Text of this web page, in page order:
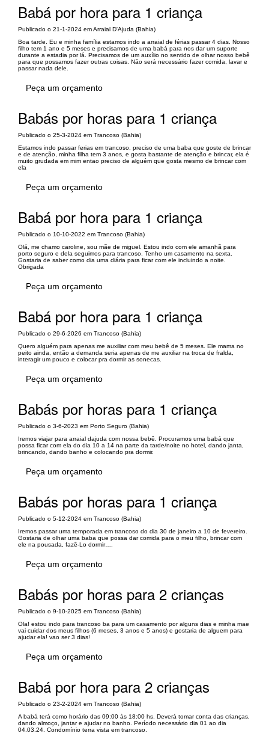
Babá por hora para 1 criança
Publicado o 21-1-2024 em Arraial D'Ajuda (Bahia)
Boa tarde. Eu e minha família estamos indo a arraial de férias passar 4 dias. Nosso
filho tem 1 ano e 5 meses e precisamos de uma babá para nos dar um suporte
durante a estadia por lá. Precisamos de um auxílio no sentido de olhar nosso bebê
para que possamos fazer outras coisas. Não será necessário fazer comida, lavar e
passar nada dele.
Peça um orçamento
Babás por horas para 1 criança
Publicado o 25-3-2024 em Trancoso (Bahia)
Estamos indo passar ferias em trancoso, preciso de uma baba que goste de brincar
e de atenção, minha filha tem 3 anos, e gosta bastante de atenção e brincar, ela é
muito grudada em mim entao preciso de alguém que gosta mesmo de brincar com
ela
Peça um orçamento
Babá por hora para 1 criança
Publicado o 10-10-2022 em Trancoso (Bahia)
Olá, me chamo caroline, sou mãe de miguel. Estou indo com ele amanhã para
porto seguro e dela seguimos para trancoso. Tenho um casamento na sexta.
Gostaria de saber como dia uma diária para ficar com ele incluindo a noite.
Obrigada
Peça um orçamento
Babá por hora para 1 criança
Publicado o 29-6-2026 em Trancoso (Bahia)
Quero alguém para apenas me auxiliar com meu bebê de 5 meses. Ele mama no
peito ainda, então a demanda seria apenas de me auxiliar na troca de fralda,
interagir um pouco e colocar pra dormir as sonecas.
Peça um orçamento
Babás por horas para 1 criança
Publicado o 3-6-2023 em Porto Seguro (Bahia)
Iremos viajar para arraial dajuda com nossa bebê. Procuramos uma babá que
possa ficar com ela do dia 10 a 14 na parte da tarde/noite no hotel, dando janta,
brincando, dando banho e colocando pra dormir.
Peça um orçamento
Babás por horas para 1 criança
Publicado o 5-12-2024 em Trancoso (Bahia)
Iremos passar uma temporada em trancoso do dia 30 de janeiro a 10 de fevereiro.
Gostaria de olhar uma baba que possa dar comida para o meu filho, brincar com
ele na pousada, fazê-Lo dormir….
Peça um orçamento
Babás por horas para 2 crianças
Publicado o 9-10-2025 em Trancoso (Bahia)
Ola! estou indo para trancoso ba para um casamento por alguns dias e minha mae
vai cuidar dos meus filhos (6 meses, 3 anos e 5 anos) e gostaria de alguem para
ajudar ela! vao ser 3 dias!
Peça um orçamento
Babá por hora para 2 crianças
Publicado o 23-2-2024 em Trancoso (Bahia)
A babá terá como horário das 09:00 às 18:00 hs. Deverá tomar conta das crianças,
dando almoço, jantar e ajudar no banho. Período necessário dia 01 ao dia
04.03.24. Condomínio terra vista em trancoso.